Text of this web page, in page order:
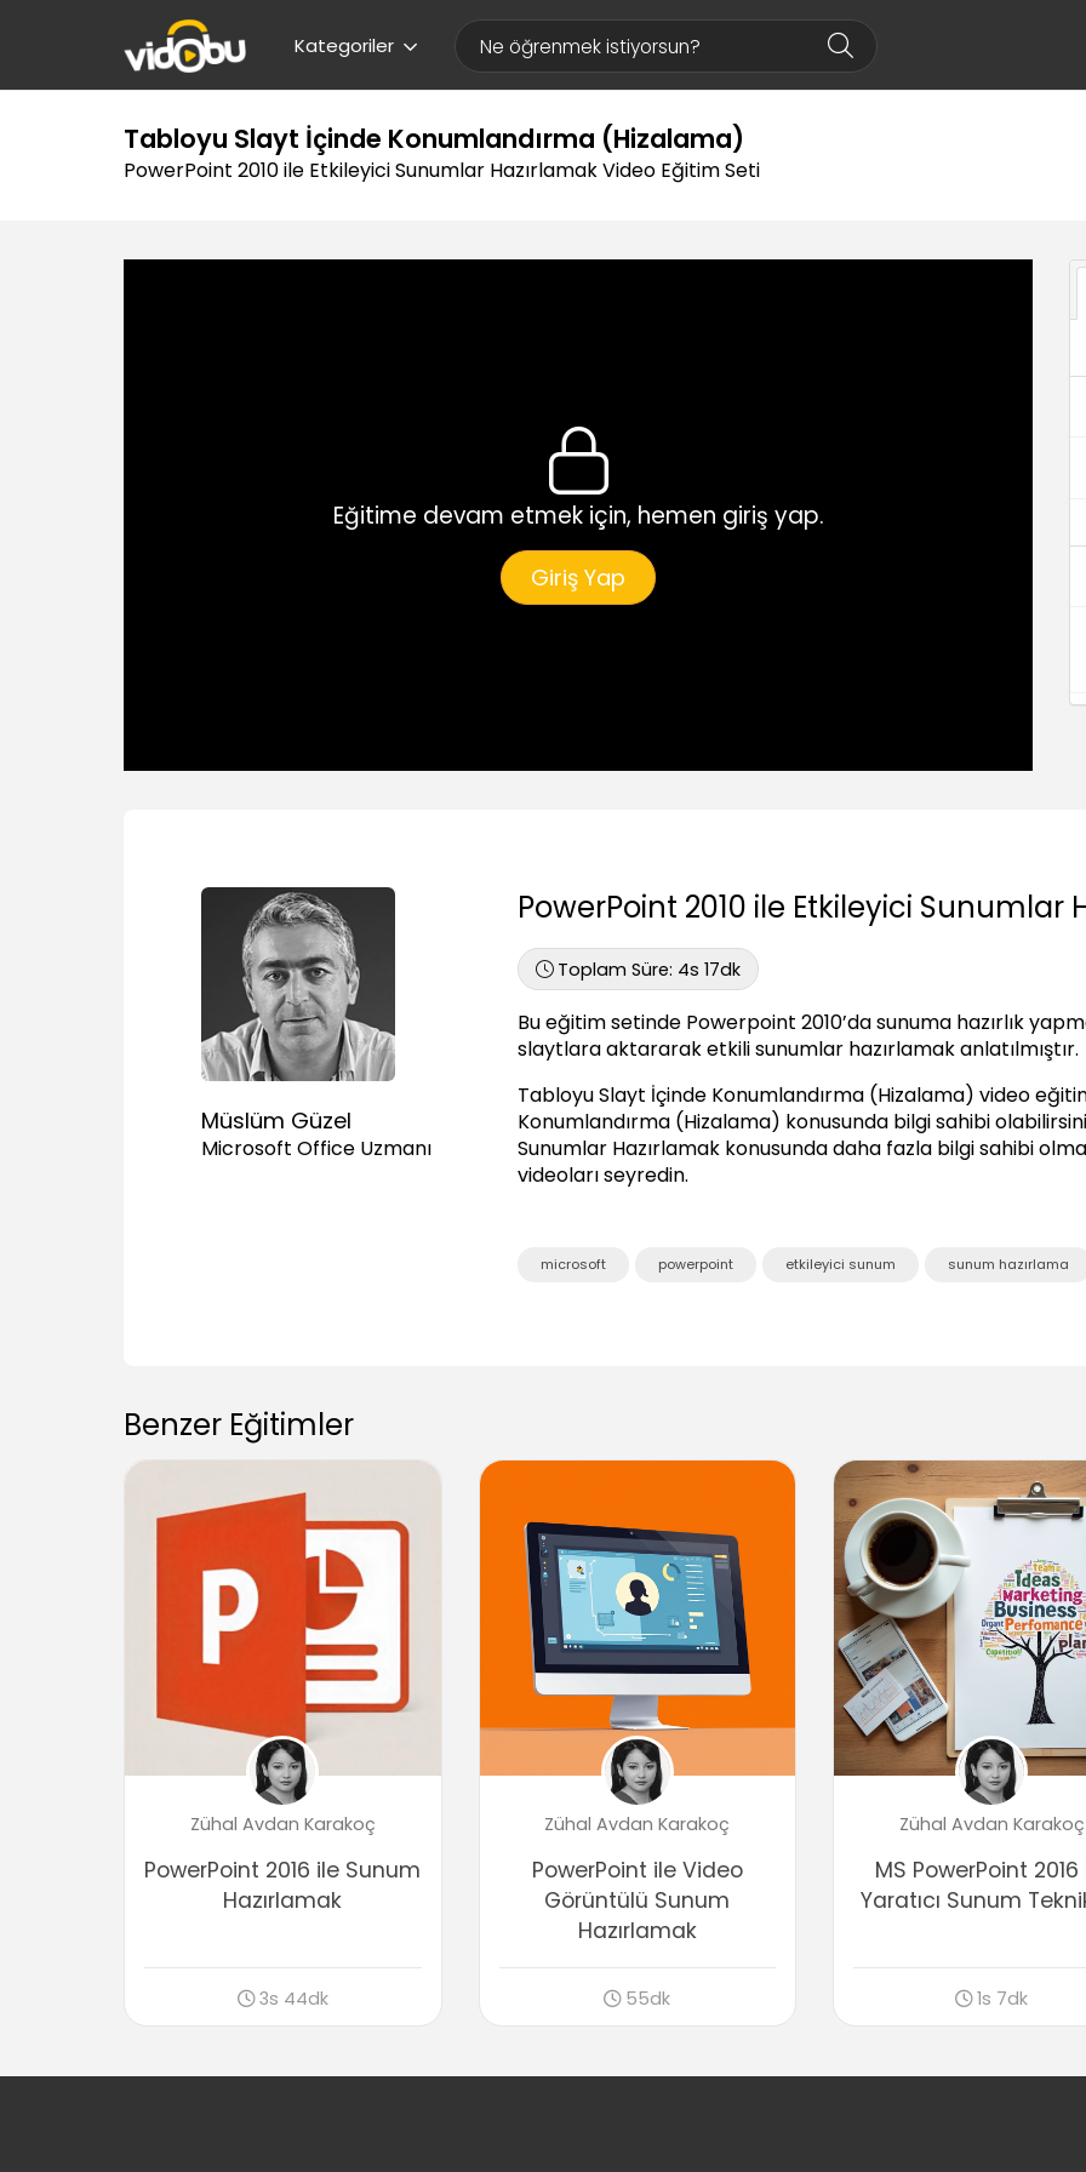
Kategoriler
Tabloyu Slayt İçinde Konumlandırma (Hizalama)
PowerPoint 2010 ile Etkileyici Sunumlar Hazırlamak Video Eğitim Seti
Eğitime devam etmek için, hemen giriş yap.
Giriş Yap
Müslüm Güzel
Microsoft Office Uzmanı
PowerPoint 2010 ile Etkileyici Sunumlar
Toplam Süre: 4s 17dk
Bu eğitim setinde Powerpoint 2010’da sunuma hazırlık
slaytlara aktararak etkili sunumlar hazırlamak anlatılmıştır.
Tabloyu Slayt İçinde Konumlandırma (Hizalama) video
Konumlandırma (Hizalama) konusunda bilgi sahibi
Sunumlar Hazırlamakkonusunda daha fazla bilgi sahibi
videoları seyredin.
microsoft powerpoint etkileyici sunum sunum hazırlama
Benzer Eğitimler
Zühal Avdan Karakoç
PowerPoint 2016 ile Sunum
Hazırlamak
3s 44dk
Zühal Avdan Karakoç
PowerPoint ile Video
Görüntülü Sunum
Hazırlamak
55dk
Zühal Avdan Karakoç
MS PowerPoint 2016
Yaratıcı Sunum
1s 7dk